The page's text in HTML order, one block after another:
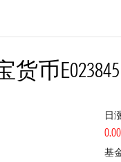
货币E023845
日
基